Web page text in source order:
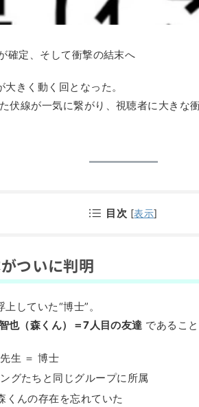
確定、そして衝撃の結末へ
きく動く回となった。
伏線が一気に繋がり、視聴者に大きな
目次 [表示]
ついに判明
していた“博士”。
也（森くん）＝7人目の友達 であるこ
生 ＝ 博士
グたちと同じグループに所属
くんの存在を忘れていた